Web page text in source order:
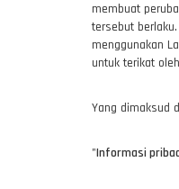
membuat
tersebut
menggunakan
untuk terikat
Yang dimaksud
"Informasi